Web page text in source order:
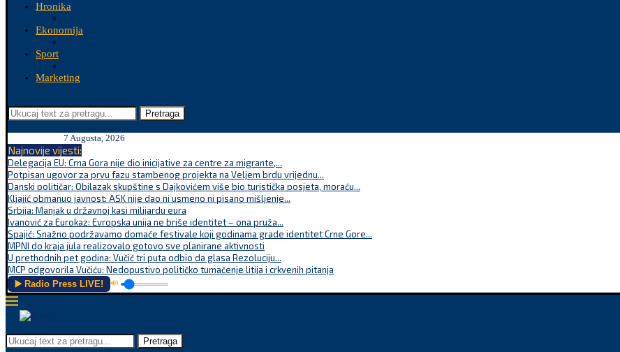
Hronika
Ekonomija
Sport
Marketing
Pretraga
7 Augusta, 2026
Najnovije vijesti:
Delegacija EU: Crna Gora nije dio inicijative za centre za migrante,...
Potpisan ugovor za prvu fazu stambenog projekta na Veljem brdu vrijednu...
Danski političar: Obilazak skupštine s Dajkovićem više bio turistička posjeta, moraću...
Kljajić obmanuo javnost: ASK nije dao ni usmeno ni pisano mišljenje...
Srbija: Manjak u državnoj kasi milijardu eura
Ivanović za Eurokaz: Evropska unija ne briše identitet – ona pruža...
Spajić: Snažno podržavamo domaće festivale koji godinama grade identitet Crne Gore...
MPNI do kraja jula realizovalo gotovo sve planirane aktivnosti
U prethodnih pet godina: Vučić tri puta odbio da glasa Rezoluciju...
MCP odgovorila Vučiću: Nedopustivo političko tumačenje litija i crkvenih pitanja
▶️ Radio Press LIVE! 🔊
Pretraga